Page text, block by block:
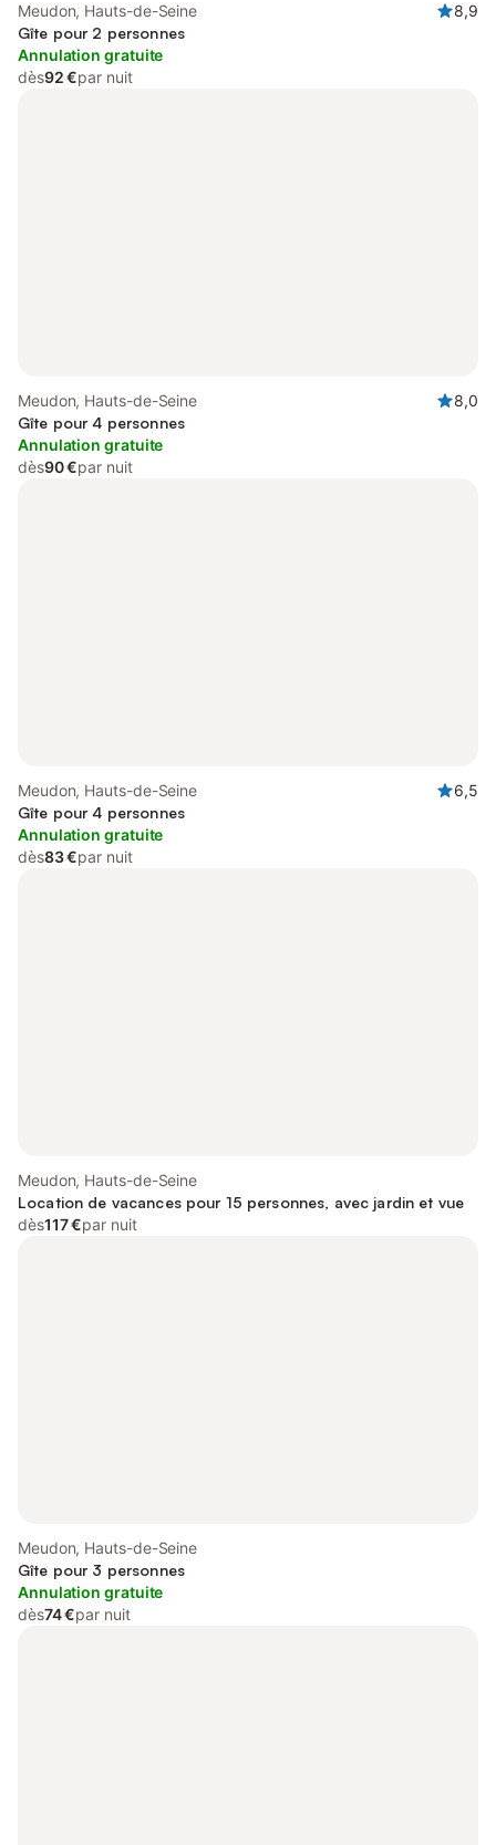
Meudon, Hauts-de-Seine
8,9
Gîte pour 2 personnes
Annulation gratuite
dès92 €par nuit
Meudon, Hauts-de-Seine
8,0
Gîte pour 4 personnes
Annulation gratuite
dès90 €par nuit
Meudon, Hauts-de-Seine
6,5
Gîte pour 4 personnes
Annulation gratuite
dès83 €par nuit
Meudon, Hauts-de-Seine
Location de vacances pour 15 personnes, avec jardin et vue
dès117 €par nuit
Meudon, Hauts-de-Seine
Gîte pour 3 personnes
Annulation gratuite
dès74 €par nuit